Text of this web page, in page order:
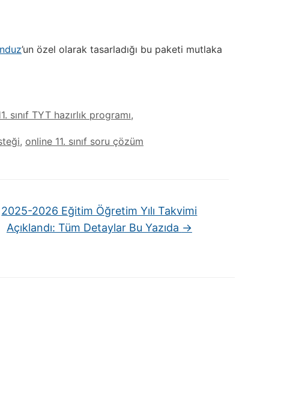
’un özel olarak tasarladığı bu paketi mutlaka
sınıf TYT hazırlık programı,
, online 11. sınıf soru çözüm
2025-2026 Eğitim Öğretim Yılı Takvimi
Açıklandı: Tüm Detaylar Bu Yazıda →